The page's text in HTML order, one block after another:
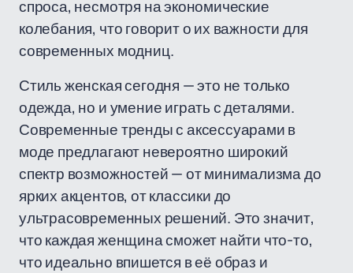
спроса, несмотря на экономические
колебания, что говорит о их важности для
современных модниц.
Стиль женская сегодня — это не только
одежда, но и умение играть с деталями.
Современные тренды с аксессуарами в
моде предлагают невероятно широкий
спектр возможностей — от минимализма до
ярких акцентов, от классики до
ультрасовременных решений. Это значит,
что каждая женщина сможет найти что-то,
что идеально впишется в её образ и